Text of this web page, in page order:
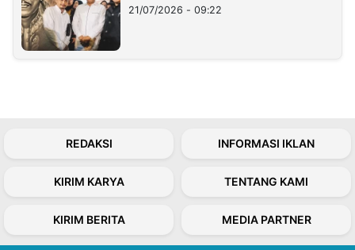
21/07/2026 - 09:22
REDAKSI INFORMASI IKLAN
KIRIM KARYA TENTANG KAMI
KIRIM BERITA MEDIA PARTNER